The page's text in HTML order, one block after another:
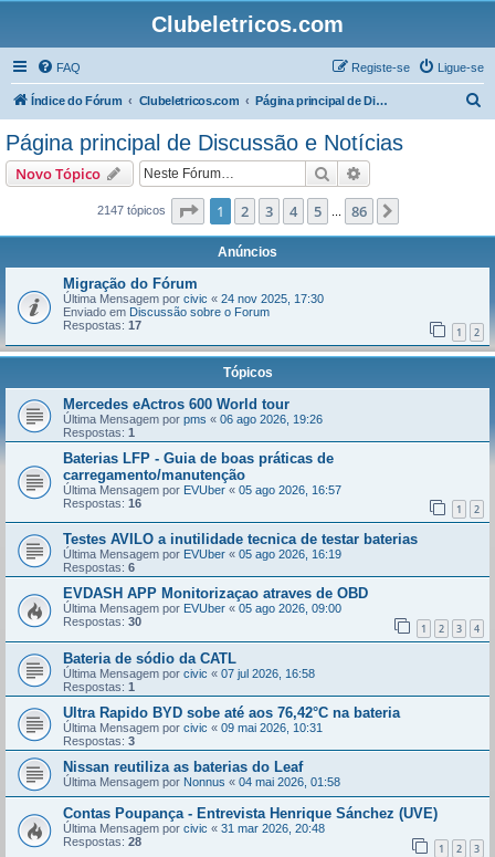
Clubeletricos.com
FAQ Ligue-se
Registe-se
Índice do Fórum Clubeletricos.com Página principal de Discussão e Notícias
Página principal de Discussão e Notícias
Novo Tópico Pesquisar
2147 tópicos Página de 86
1 2 3 4 5 86
Anúncios
Migração do Fórum
Última Mensagem por civic « 24 nov 2025, 17:30
Enviado em Discussão sobre o Forum
Respostas: 17 1 2
Tópicos
Mercedes eActros 600 World tour
Última Mensagem por pms « 06 ago 2026, 19:26
Respostas: 1
Baterias LFP - Guia de boas práticas de
carregamento/manutenção
Última Mensagem por EVUber « 05 ago 2026, 16:57
Respostas: 16 1 2
Testes AVILO a inutilidade tecnica de testar baterias
Última Mensagem por EVUber « 05 ago 2026, 16:19
Respostas: 6
EVDASH APP Monitorizaçao atraves de OBD
Última Mensagem por EVUber « 05 ago 2026, 09:00
Respostas: 30 1 2 3 4
Bateria de sódio da CATL
Última Mensagem por civic « 07 jul 2026, 16:58
Respostas: 1
Ultra Rapido BYD sobe até aos 76,42°C na bateria
Última Mensagem por civic « 09 mai 2026, 10:31
Respostas: 3
Nissan reutiliza as baterias do Leaf
Última Mensagem por Nonnus « 04 mai 2026, 01:58
Contas Poupança - Entrevista Henrique Sánchez (UVE)
Última Mensagem por civic « 31 mar 2026, 20:48
Respostas: 28 1 2 3